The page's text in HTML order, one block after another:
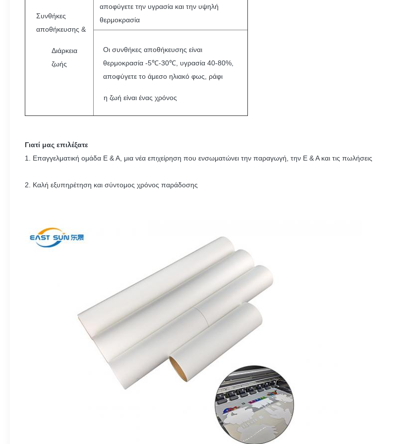
Συνθήκες
αποθήκευσης &
Διάρκεια
ζωής
αποφύγετε την υγρασία και την υψηλή
θερμοκρασία
Οι συνθήκες αποθήκευσης είναι
θερμοκρασία -5℃-30℃, υγρασία 40-80%,
αποφύγετε το άμεσο ηλιακό φως, ράφι
η ζωή είναι ένας χρόνος
Γιατί μας επιλέξατε
1. Επαγγελματική ομάδα Ε & Α, μια νέα επιχείρηση που ενσωματώνει την παραγωγή, την Ε & Α και τις πωλήσεις
2. Καλή εξυπηρέτηση και σύντομος χρόνος παράδοσης